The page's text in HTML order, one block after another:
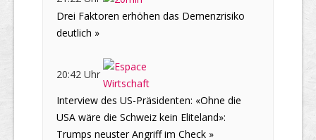
Drei Faktoren erhöhen das Demenzrisiko
deutlich »
20:42 Uhr
Interview des US-Präsidenten: «Ohne die
USA wäre die Schweiz kein Eliteland»:
Trumps neuster Angriff im Check »